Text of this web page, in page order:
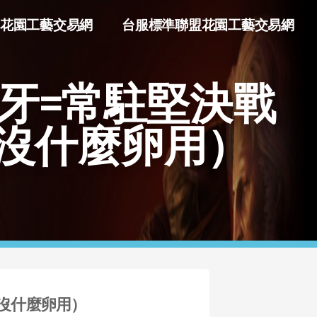
園工藝交易網 台服標準聯盟花園工藝交易網
=常駐堅決戰
什麼卵用）
麼卵用）